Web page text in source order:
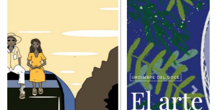
Previous Next